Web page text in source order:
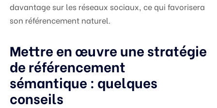
davantage sur les réseaux sociaux, ce qui favorisera
son référencement naturel.
Mettre en œuvre une stratégie
de référencement
sémantique : quelques
conseils